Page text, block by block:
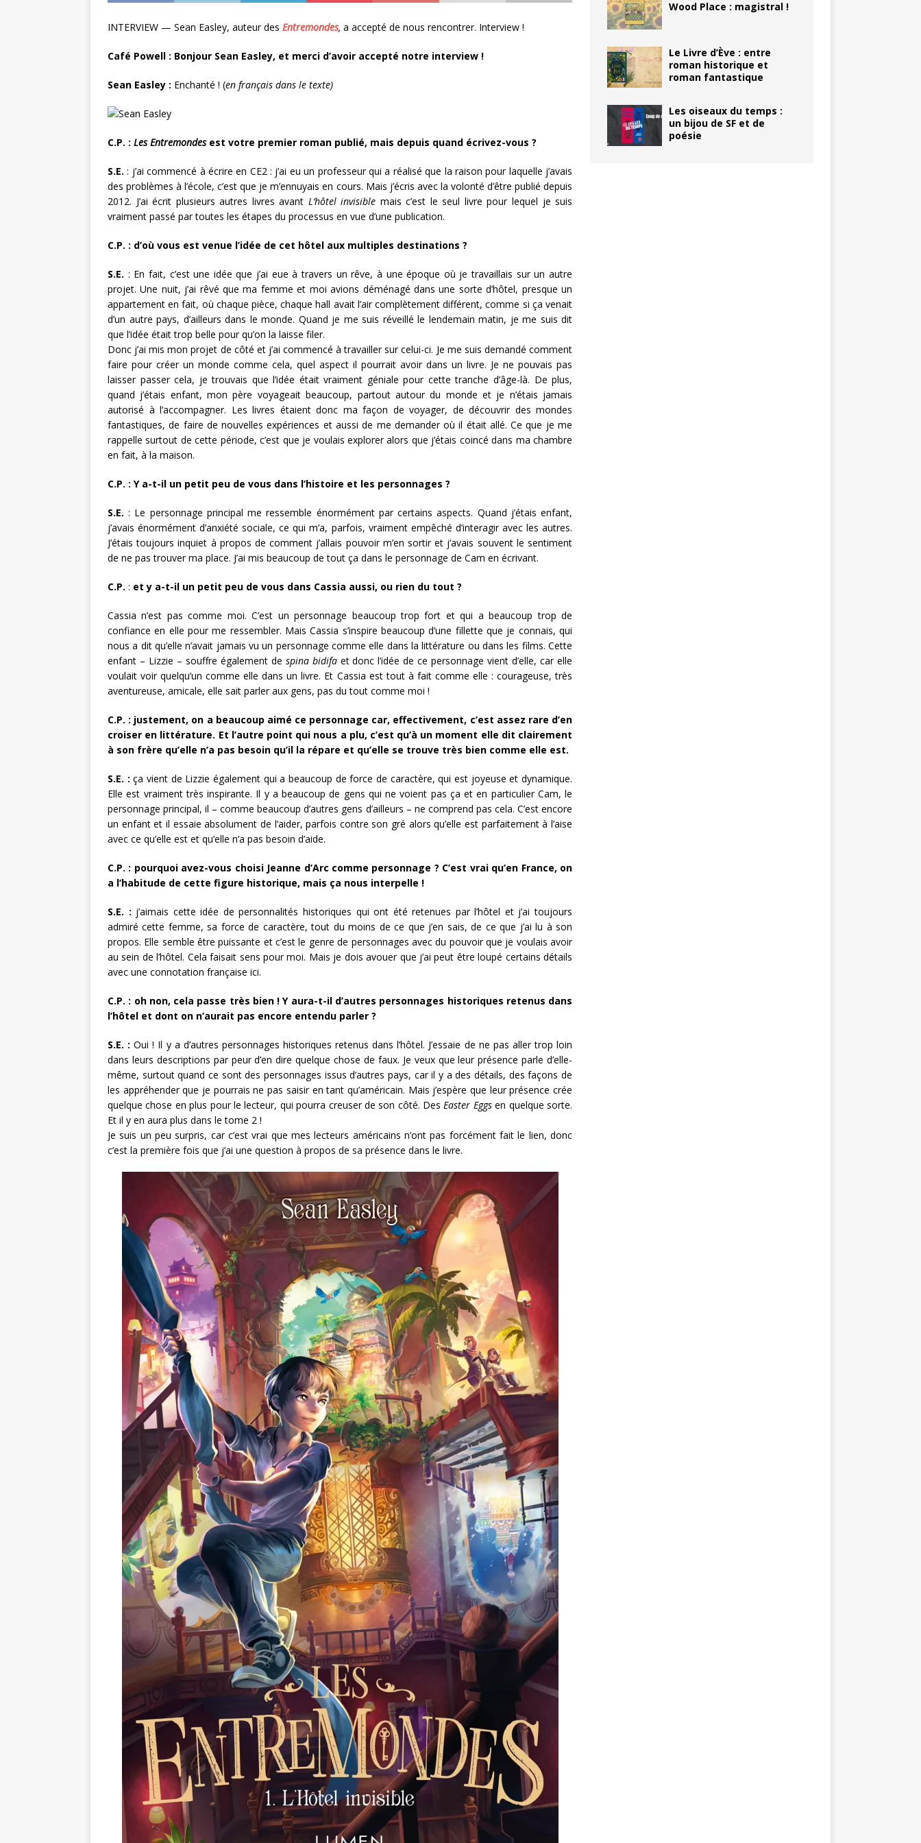
INTERVIEW — Sean Easley, auteur des Entremondes, a accepté de nous rencontrer. Interview !
Café Powell : Bonjour Sean Easley, et merci d’avoir accepté notre interview !
Sean Easley : Enchanté ! (en français dans le texte)
C.P. : Les Entremondes est votre premier roman publié, mais depuis quand écrivez-vous ?
S.E.: j’ai commencé à écrire en CE2 : j’ai eu un professeur qui a réalisé que la raison pour laquelle j’avais
des problèmes à l’école, c’est que je m’ennuyais en cours. Mais j’écris avec la volonté d’être publié depuis
2012. J’ai écrit plusieurs autres livres avant L’hôtel invisible mais c’est le seul livre pour lequel je suis
vraiment passé par toutes les étapes du processus en vue d’une publication.
C.P. : d’où vous est venue l’idée de cet hôtel aux multiples destinations ?
S.E. : En fait, c’est une idée que j’ai eue à travers un rêve, à une époque où je travaillais sur un autre
projet. Une nuit, j’ai rêvé que ma femme et moi avions déménagé dans une sorte d’hôtel, presque un
appartement en fait, où chaque pièce, chaque hall avait l’air complètement différent, comme si ça venait
d’un autre pays, d’ailleurs dans le monde. Quand je me suis réveillé le lendemain matin, je me suis dit
que l’idée était trop belle pour qu’on la laisse filer.
Donc j’ai mis mon projet de côté et j’ai commencé à travailler sur celui-ci. Je me suis demandé comment
faire pour créer un monde comme cela, quel aspect il pourrait avoir dans un livre. Je ne pouvais pas
laisser passer cela, je trouvais que l’idée était vraiment géniale pour cette tranche d’âge-là. De plus,
quand j’étais enfant, mon père voyageait beaucoup, partout autour du monde et je n’étais jamais
autorisé à l’accompagner. Les livres étaient donc ma façon de voyager, de découvrir des mondes
fantastiques, de faire de nouvelles expériences et aussi de me demander où il était allé. Ce que je me
rappelle surtout de cette période, c’est que je voulais explorer alors que j’étais coincé dans ma chambre
en fait, à la maison.
C.P. : Y a-t-il un petit peu de vous dans l’histoire et les personnages ?
S.E.: Le personnage principal me ressemble énormément par certains aspects. Quand j’étais enfant,
j’avais énormément d’anxiété sociale, ce qui m’a, parfois, vraiment empêché d’interagir avec les autres.
J’étais toujours inquiet à propos de comment j’allais pouvoir m’en sortir et j’avais souvent le sentiment
de ne pas trouver ma place. J’ai mis beaucoup de tout ça dans le personnage de Cam en écrivant.
C.P. : et y a-t-il un petit peu de vous dans Cassia aussi, ou rien du tout ?
Cassia n’est pas comme moi. C’est un personnage beaucoup trop fort et qui a beaucoup trop de
confiance en elle pour me ressembler. Mais Cassia s’inspire beaucoup d’une fillette que je connais, qui
nous a dit qu’elle n’avait jamais vu un personnage comme elle dans la littérature ou dans les films. Cette
enfant – Lizzie – souffre également de spina bidifaet donc l’idée de ce personnage vient d’elle, car elle
voulait voir quelqu’un comme elle dans un livre. Et Cassia est tout à fait comme elle : courageuse, très
aventureuse, amicale, elle sait parler aux gens, pas du tout comme moi !
C.P. : justement, on a beaucoup aimé ce personnage car, effectivement, c’est assez rare d’en
croiser en littérature. Et l’autre point qui nous a plu, c’est qu’à un moment elle dit clairement
à son frère qu’elle n’a pas besoin qu’il la répare et qu’elle se trouve très bien comme elle est.
S.E. : ça vient de Lizzie également qui a beaucoup de force de caractère, qui est joyeuse et dynamique.
Elle est vraiment très inspirante. Il y a beaucoup de gens qui ne voient pas ça et en particulier Cam, le
personnage principal, il – comme beaucoup d’autres gens d’ailleurs – ne comprend pas cela. C’est encore
un enfant et il essaie absolument de l’aider, parfois contre son gré alors qu’elle est parfaitement à l’aise
avec ce qu’elle est et qu’elle n’a pas besoin d’aide.
C.P. : pourquoi avez-vous choisi Jeanne d’Arc comme personnage ? C’est vrai qu’en France, on
a l’habitude de cette figure historique, mais ça nous interpelle !
S.E. : j’aimais cette idée de personnalités historiques qui ont été retenues par l’hôtel et j’ai toujours
admiré cette femme, sa force de caractère, tout du moins de ce que j’en sais, de ce que j’ai lu à son
propos. Elle semble être puissante et c’est le genre de personnages avec du pouvoir que je voulais avoir
au sein de l’hôtel. Cela faisait sens pour moi. Mais je dois avouer que j’ai peut être loupé certains détails
avec une connotation française ici.
C.P. : oh non, cela passe très bien ! Y aura-t-il d’autres personnages historiques retenus dans
l’hôtel et dont on n’aurait pas encore entendu parler ?
S.E. :Oui ! Il y a d’autres personnages historiques retenus dans l’hôtel. J’essaie de ne pas aller trop loin
dans leurs descriptions par peur d’en dire quelque chose de faux. Je veux que leur présence parle d’elle-
même, surtout quand ce sont des personnages issus d’autres pays, car il y a des détails, des façons de
les appréhender que je pourrais ne pas saisir en tant qu’américain. Mais j’espère que leur présence crée
quelque chose en plus pour le lecteur, qui pourra creuser de son côté. DesEaster Eggsen quelque sorte.
Et il y en aura plus dans le tome 2 !
Je suis un peu surpris, car c’est vrai que mes lecteurs américains n’ont pas forcément fait le lien, donc
c’est la première fois que j’ai une question à propos de sa présence dans le livre.
Wood Place : magistral !
Le Livre d’Ève : entre
roman historique et
roman fantastique
Les oiseaux du temps :
un bijou de SF et de
poésie